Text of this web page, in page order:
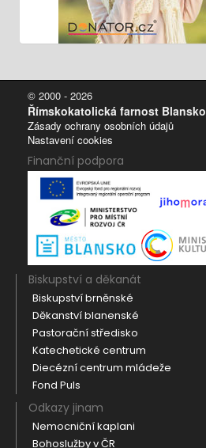
© 2000 - 2026
Římskokatolická farnost Blansko
Zásady ochrany osobních údajů
Nastavení cookies
Finanční podpora
Biskupství a děkanát
Biskupství brněnské
Děkanství blanenské
Pastorační středisko
Katechetické centrum
Diecézní centrum mládeže
Fond Puls
Odkazy jinam
Nemocniční kaplani
Bohoslužby v ČR